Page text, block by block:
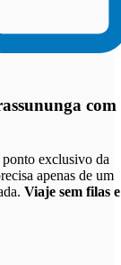
com
ponto exclusivo da
apenas de um
Viaje sem filas e